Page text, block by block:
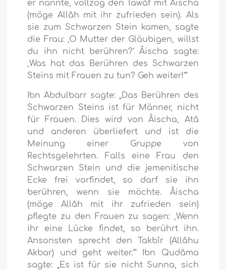
er nannte, vollzog den Tawâf mit Âischa
(möge Allâh mit ihr zufrieden sein). Als
sie zum Schwarzen Stein kamen, sagte
die Frau: ‚O Mutter der Gläubigen, willst
du ihn nicht berühren?‘ Âischa sagte:
‚Was hat das Berühren des Schwarzen
Steins mit Frauen zu tun? Geh weiter!‘“
Ibn Abdulbarr sagte: „Das Berühren des
Schwarzen Steins ist für Männer, nicht
für Frauen. Dies wird von Âischa, Atâ
und anderen überliefert und ist die
Meinung einer Gruppe von
Rechtsgelehrten. Falls eine Frau den
Schwarzen Stein und die jemenitische
Ecke frei vorfindet, so darf sie ihn
berühren, wenn sie möchte. Âischa
(möge Allâh mit ihr zufrieden sein)
pflegte zu den Frauen zu sagen: ‚Wenn
ihr eine Lücke findet, so berührt ihn.
Ansonsten sprecht den Takbîr (Allâhu
Akbar) und geht weiter.‘“ Ibn Qudâma
sagte: „Es ist für sie nicht Sunna, sich